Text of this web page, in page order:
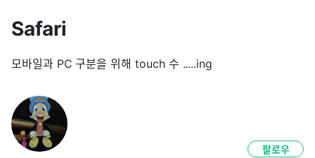
Safari
모바일과 PC 구분을 위해 touch 수 .....ing
팔로우